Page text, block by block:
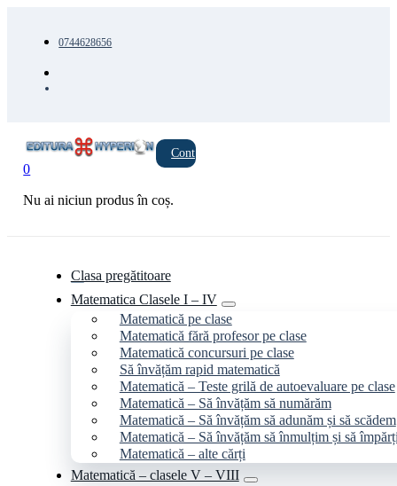
0744628656
Cont
0
Nu ai niciun produs în coș.
Clasa pregătitoare
Matematica Clasele I – IV
Matematică pe clase
Matematică fără profesor pe clase
Matematică concursuri pe clase
Să învățăm rapid matematică
Matematică – Teste grilă de autoevaluare pe clase
Matematică – Să învățăm să numărăm
Matematică – Să învățăm să adunăm și să scădem
Matematică – Să învățăm să înmulțim și să
Matematică – alte cărți
Matematică – clasele V – VIII